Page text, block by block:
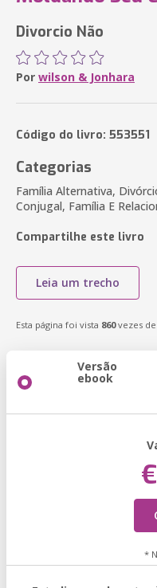
Divorcio Não
Por wilson & Jonhara
Código do livro: 553551
Categorias
Família Alternativa,
Conjugal, Família E
Compartilhe este livro
Leia um trecho
Esta página foi vista 860vezes
Versão
ebook
*